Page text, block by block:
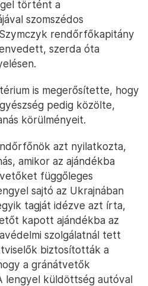
történt a
szomszédos
rendőrfőkapitány
szerda óta
is megerősítette, hogy
pedig közölte,
körülményeit.
azt nyilatkozta,
amikor az ajándékba
függőleges
sajtó az Ukrajnában
tagját idézve azt írta,
kapott ajándékba az
szolgálatnál tett
biztosították a
a gránátvetők
lengyel küldöttség autóval